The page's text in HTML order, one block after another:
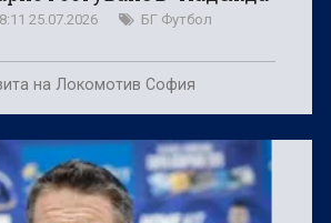
25.07.2026 БГ Футбол
на Локомотив София